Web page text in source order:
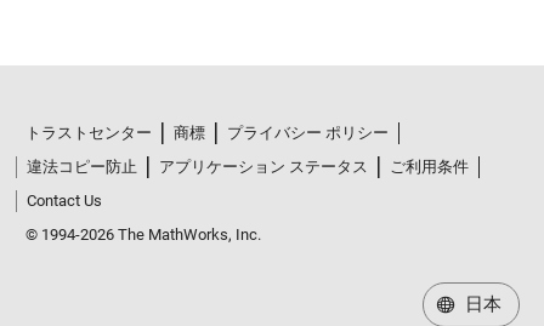
トラストセンター 商標
プライバシー ポリシー
違法コピー防止
アプリケーション ステータス
ご利用条件
Contact Us
© 1994-2026 The MathWorks, Inc.
日本